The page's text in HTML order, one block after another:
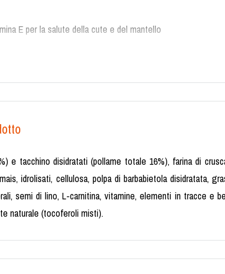
E per la salute della cute e del mantello
piu anni di salute per il tuo animale. Non lasciate
di vivere al 100%
di alta qualita
e tacchino disidratati (pollame totale 16%), farina di
idrolisati, cellulosa, polpa di barbabietola disidratata,
semi di lino, L-carnitina, vitamine, elementi in tracce e
naturale (tocoferoli misti).